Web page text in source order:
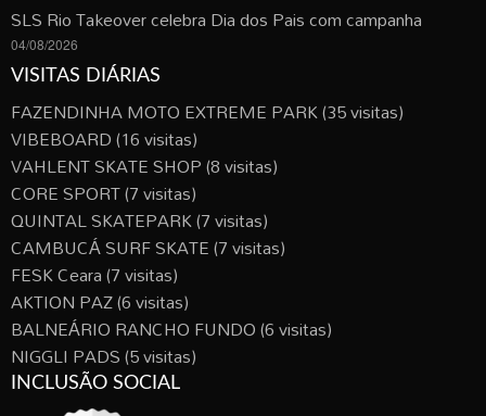
SLS Rio Takeover celebra Dia dos Pais com campanha
04/08/2026
VISITAS DIÁRIAS
FAZENDINHA MOTO EXTREME PARK(35 visitas)
VIBEBOARD(16 visitas)
VAHLENT SKATE SHOP(8 visitas)
CORE SPORT(7 visitas)
QUINTAL SKATEPARK(7 visitas)
CAMBUCÁ SURF SKATE(7 visitas)
FESK Ceara(7 visitas)
AKTION PAZ(6 visitas)
BALNEÁRIO RANCHO FUNDO(6 visitas)
NIGGLI PADS(5 visitas)
INCLUSÃO SOCIAL